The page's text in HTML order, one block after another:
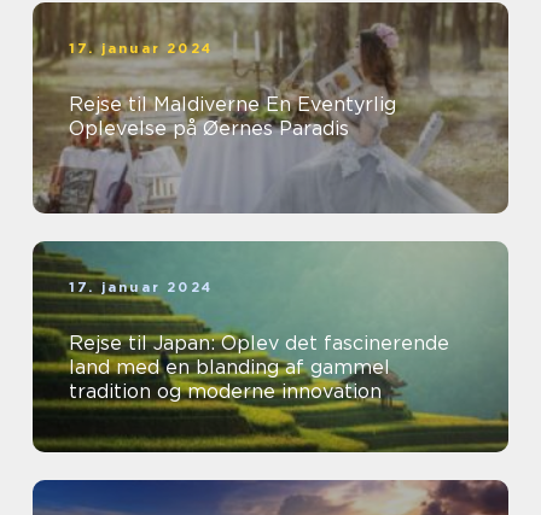
17. januar 2024
Rejse til Maldiverne En Eventyrlig
Oplevelse på Øernes Paradis
17. januar 2024
Rejse til Japan: Oplev det fascinerende
land med en blanding af gammel
tradition og moderne innovation